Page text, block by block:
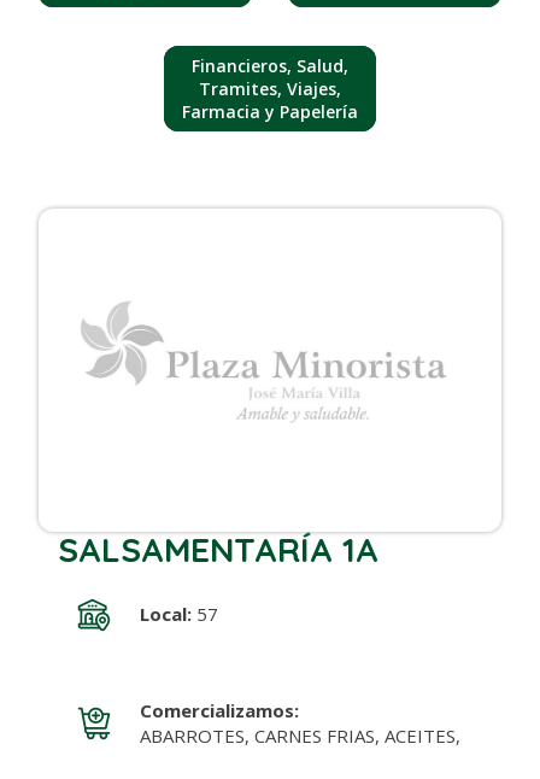
Financieros, Salud,
Tramites, Viajes,
Farmacia y Papelería
SALSAMENTARÍA 1A
Local:57
Comercializamos:
ABARROTES, CARNES FRIAS, ACEITES,